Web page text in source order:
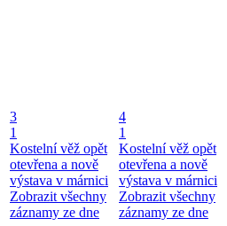
3
1
Kostelní věž opět
otevřena a nově
výstava v márnici
Zobrazit všechny
záznamy ze dne
4
1
Kostelní věž opět
otevřena a nově
výstava v márnici
Zobrazit všechny
záznamy ze dne